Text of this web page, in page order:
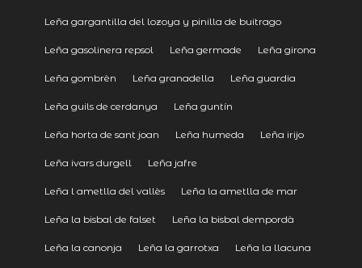
Leña gargantilla del lozoya y pinilla de buitrago
Leña gasolinera repsol Leña germade Leña girona
Leña gombrèn Leña granadella Leña guardia
Leña guils de cerdanya Leña guntín
Leña horta de sant joan Leña humeda Leña irijo
Leña ivars durgell Leña jafre
Leña l ametlla del vallès Leña la ametlla de mar
Leña la bisbal de falset Leña la bisbal dempordà
Leña la canonja Leña la garrotxa Leña la llacuna